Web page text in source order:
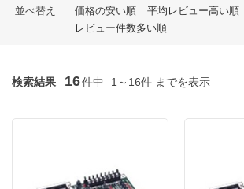
並べ替え
価格の安い順
平均レビュー高い順
レビュー件数多い順
検索結果 16件中 1～16件 までを表示